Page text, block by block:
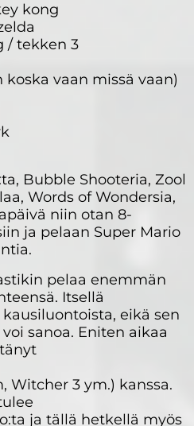
kong
/ tekken 3
koska vaan missä vaan)
Bubble Shooteria,
Words of Wondersia,
niin otan 8-
ja pelaan Super Mario
pelaa enemmän
Itsellä
eikä sen
sanoa. Eniten aikaa
Witcher 3 ym.) kanssa.
ja tällä hetkellä myös